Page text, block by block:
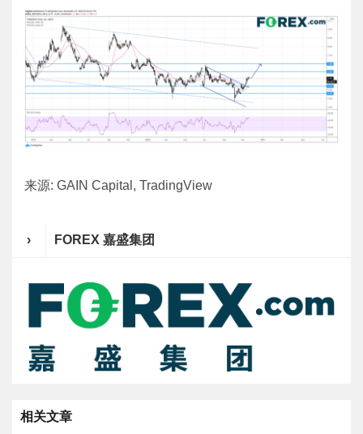
来源: GAIN Capital, TradingView
› FOREX 嘉盛集团
相关文章